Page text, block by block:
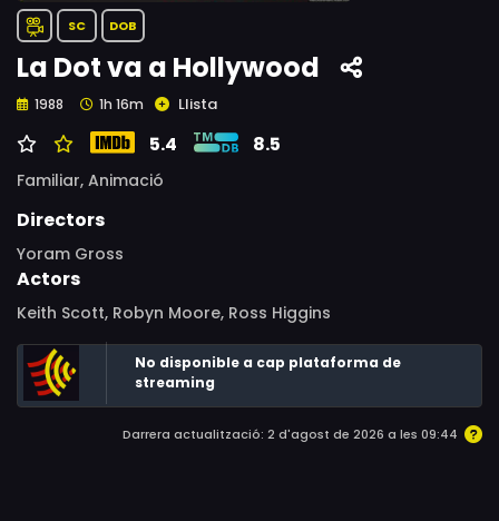
SC DOB
La Dot va a Hollywood
1988 1h 16m Llista
5.4 8.5
Familiar, Animació
Directors
Yoram Gross
Actors
Keith Scott, Robyn Moore, Ross Higgins
No disponible a cap plataforma de
streaming
Darrera actualització: 2 d'agost de 2026 a les 09:44